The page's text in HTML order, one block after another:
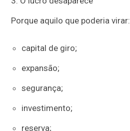
Porque aquilo que poderia virar:
capital de giro;
expansão;
segurança;
investimento;
reserva;